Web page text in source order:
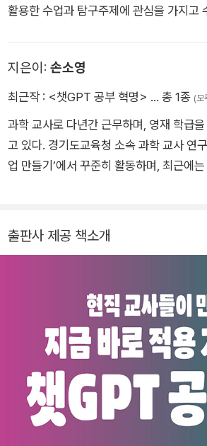
활용한 수업과 탐구주제에 관심을 가지고
지은이: 손소영
최근작 : <챗GPT 공부 혁명> … 총 1종 (모
과학 교사로 다년간 근무하며, 영재 학급
고 있다. 경기도교육청 소속 과학 교사 연
업 만들기’에서 꾸준히 활동하며, 최근에
출판사 제공 책소개